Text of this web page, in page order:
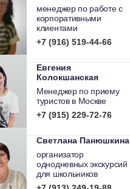
менеджер по работе с
корпоративными
клиентами
+7 (916) 519-44-66
Евгения
Колокшанская
Менеджер по приему
туристов в Москве
+7 (915) 229-72-76
Светлана Панюшкина
организатор
однодневных экскурсий
для школьников